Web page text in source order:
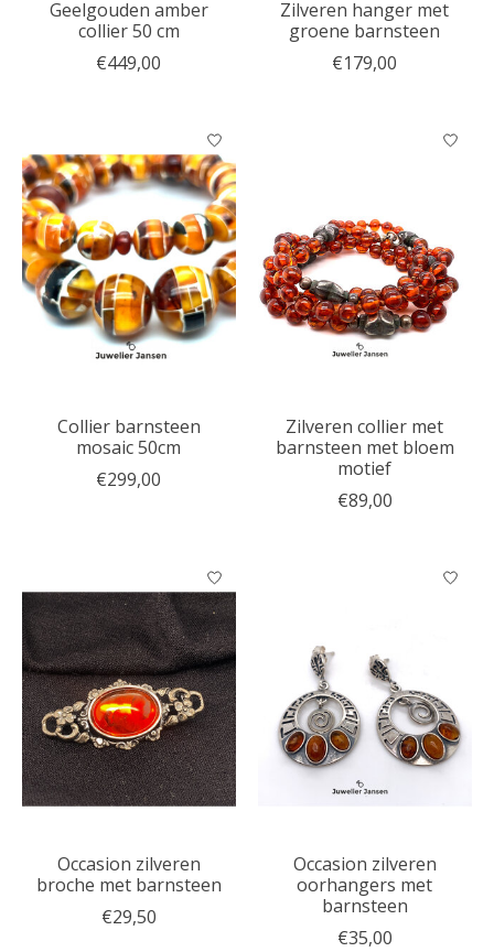
Geelgouden amber
collier 50 cm
€449,00
Zilveren hanger met
groene barnsteen
€179,00
Collier barnsteen
mosaic 50cm
€299,00
Zilveren collier met
barnsteen met bloem
motief
€89,00
Occasion zilveren
broche met barnsteen
€29,50
Occasion zilveren
oorhangers met
barnsteen
€35,00